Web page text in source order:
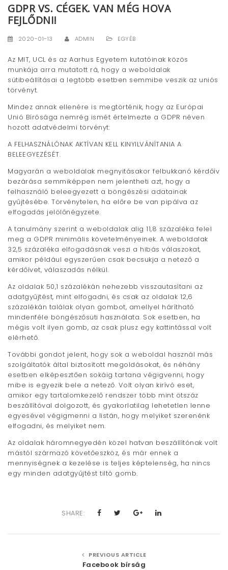
t
i
n
GDPR VS. CÉGEK. VAN MÉG HOVA
FEJLŐDNI!
2020-01-13 ADMIN EGYÉB
Az MIT, UCL és az Aarhus Egyetem kutatóinak közös
munkája arra mutatott rá, hogy a weboldalak
sütibeállításai a legtöbb esetben semmibe veszik az uniós
törvényt.
Mindez annak ellenére is megtörténik, hogy az Európai
Unió Bírósága nemrég ismét értelmezte a GDPR néven
hozott adatvédelmi törvényt:
A FELHASZNÁLÓNAK AKTÍVAN KELL KINYILVÁNÍTANIA A
BELEEGYEZÉSÉT.
Magyarán a weboldalak megnyitásakor felbukkanó kérdőív
bezárása semmiképpen nem jelentheti azt, hogy a
felhasználó beleegyezett a böngészési adatainak
gyűjtésébe. Törvénytelen, ha előre be van pipálva az
elfogadás jelölőnégyzete.
A tanulmány szerint a weboldalak alig 11,8 százaléka felel
meg a GDPR minimális követelményeinek. A weboldalak
32,5 százaléka elfogadásnak veszi a hibás válaszokat,
amikor például egyszerűen csak becsukja a netező a
kérdőívet, válaszadás nélkül.
Az oldalak 50,1 százalékán nehezebb visszautasítani az
adatgyűjtést, mint elfogadni, és csak az oldalak 12,6
százalékán találak olyan gombot, amellyel hárítható
mindenféle böngészősüti használata. Sok esetben, ha
mégis volt ilyen gomb, az csak plusz egy kattintással volt
elérhető.
További gondot jelent, hogy sok a weboldal használ más
szolgáltatók által biztosított megoldásokat, és néhány
esetben elképesztően sokáig tartana végigvenni, hogy
mibe is egyezik bele a netező. Volt olyan kirívó eset,
amikor egy tartalomkezelő rendszer több mint ötszáz
beszállítóval dolgozott, és gyakorlatilag lehetetlen lenne
egyesével végigmenni a listán, hogy melyiket szerenénk
elfogadni, és melyiket nem.
Az oldalak háromnegyedén közel hatvan beszállítónak volt
mástól származó követőeszköz, és már ennek a
mennyiségnek a kezelése is teljes képtelenség, ha nincs
egy minden adatgyűjtést tiltó gomb.
SHARE:
PREVIOUS ARTICLE
Facebook bírság